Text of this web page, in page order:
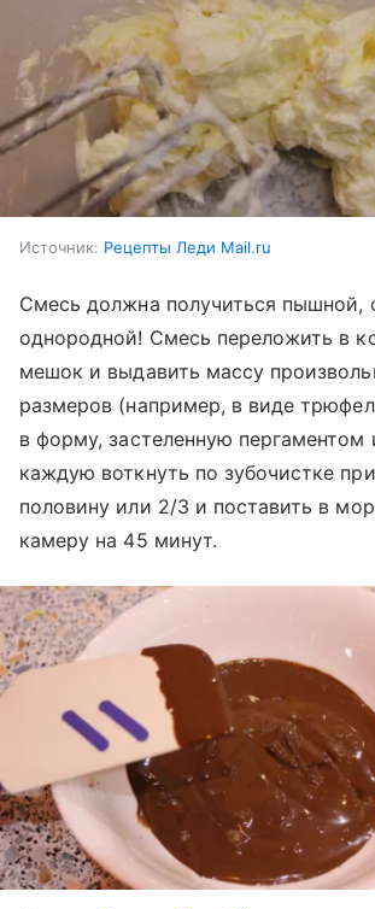
Источник: Рецепты Леди Mail.ru
Смесь должна получиться пышной,
однородной! Смесь переложить в
мешок и выдавить массу
размеров (например, в виде
в форму, застеленную пергаментом
каждую воткнуть по зубочистке
половину или 2/3 и поставить в
камеру на 45 минут.